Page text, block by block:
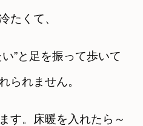
たくて、
”と足を振って歩いて
られません。
す。床暖を入れたら～